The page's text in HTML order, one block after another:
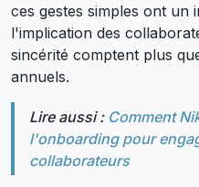
ces gestes simples ont un
l'implication des
sincérité comptent plus
annuels.
Lire aussi : Comment
l'onboarding pour
collaborateurs